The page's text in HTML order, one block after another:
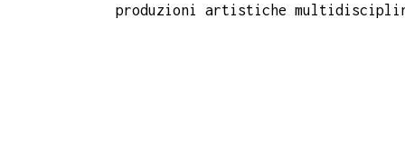
produzioni artistiche